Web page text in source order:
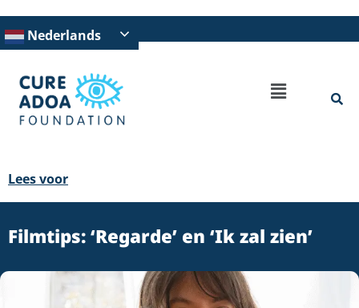
Nederlands
Lees voor
Filmtips: ‘Regarde’ en ‘Ik zal zien’